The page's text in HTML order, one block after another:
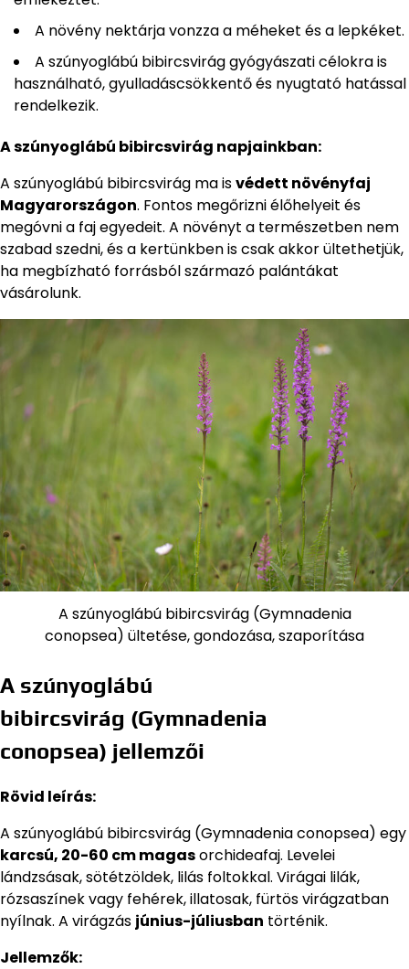
A növény nektárja vonzza a méheket és a lepkéket.
A szúnyoglábú bibircsvirág gyógyászati ​​célokra is
használható, gyulladáscsökkentő és nyugtató hatással
rendelkezik.
A szúnyoglábú bibircsvirág napjainkban:
A szúnyoglábú bibircsvirág ma isvédett növényfaj
Magyarországon. Fontos megőrizni élőhelyeit és
megóvni a faj egyedeit. A növényt a természetben nem
szabad szedni, és a kertünkben is csak akkor ültethetjük,
ha megbízható forrásból származó palántákat
vásárolunk.
A szúnyoglábú bibircsvirág (Gymnadenia
conopsea) ültetése, gondozása, szaporítása
A szúnyoglábú
bibircsvirág (Gymnadenia
conopsea) jellemzői
Rövid leírás:
A szúnyoglábú bibircsvirág (Gymnadenia conopsea) egy
karcsú, 20-60 cm magasorchideafaj. Levelei
lándzsásak, sötétzöldek, lilás foltokkal. Virágai lilák,
rózsaszínek vagy fehérek, illatosak, fürtös virágzatban
nyílnak. A virágzás június-júliusban történik.
Jellemzők: